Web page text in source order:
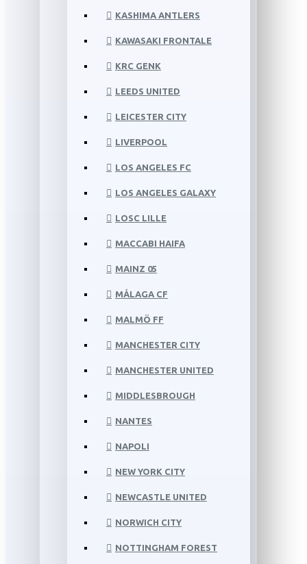
KASHIMA ANTLERS
KAWASAKI FRONTALE
KRC GENK
LEEDS UNITED
LEICESTER CITY
LIVERPOOL
LOS ANGELES FC
LOS ANGELES GALAXY
LOSC LILLE
MACCABI HAIFA
MAINZ 05
MÁLAGA CF
MALMÖ FF
MANCHESTER CITY
MANCHESTER UNITED
MIDDLESBROUGH
NANTES
NAPOLI
NEW YORK CITY
NEWCASTLE UNITED
NORWICH CITY
NOTTINGHAM FOREST